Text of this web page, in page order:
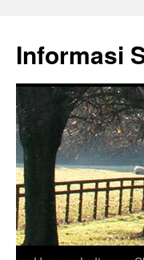
content
Informasi